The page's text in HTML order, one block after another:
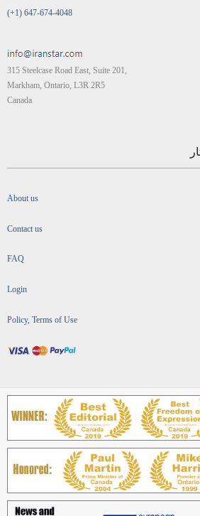
(+1) 647-674-4048
315 Steelcase Road East, Suite 201,
Markham, Ontario, L3R 2R5
Canada
About us
Contact us
FAQ
Login
Policy, Terms of Use